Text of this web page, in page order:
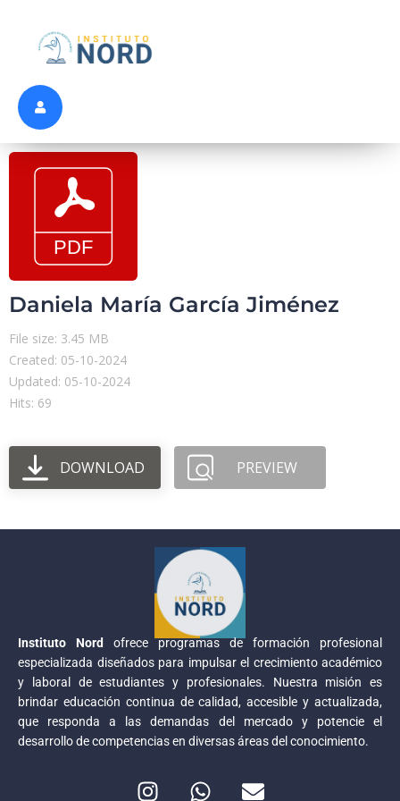
Daniela María García Jiménez
File size: 3.45 MB
Created: 05-10-2024
Updated: 05-10-2024
Hits: 69
DOWNLOAD PREVIEW
Instituto Nord
ofrece programas de formación profesional
especializada diseñados para impulsar el crecimiento académico
y laboral de estudiantes y profesionales. Nuestra misión es
brindar educación continua de calidad, accesible y actualizada,
que responda a las demandas del mercado y potencie el
desarrollo de competencias en diversas áreas del conocimiento.